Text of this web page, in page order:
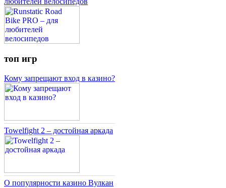
топ игр
Кому запрещают вход в казино?
Towelfight 2 – достойная аркада
О популярности казино Вулкан